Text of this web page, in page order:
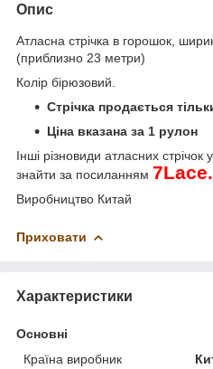
Опис
Атласна стрічка в горошок,
(приблизно 23 метри)
Колір бірюзовий.
Стрічка продається
Ціна вказана за 1 рулон
Інші різновиди атласних стрічок
знайти за посиланням 7Lace.
Виробництво Китай
Приховати
Характеристики
Основні
Країна виробник